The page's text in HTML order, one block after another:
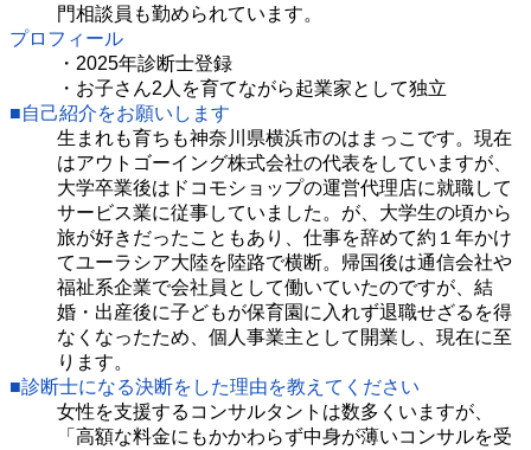
門相談員も勤められています。
プロフィール
・2025年診断士登録
・お子さん2人を育てながら起業家として独立
■自己紹介をお願いします
生まれも育ちも神奈川県横浜市のはまっこです。現在
はアウトゴーイング株式会社の代表をしていますが、
大学卒業後はドコモショップの運営代理店に就職して
サービス業に従事していました。が、大学生の頃から
旅が好きだったこともあり、仕事を辞めて約１年かけ
てユーラシア大陸を陸路で横断。帰国後は通信会社や
福祉系企業で会社員として働いていたのですが、結
婚・出産後に子どもが保育園に入れず退職せざるを得
なくなったため、個人事業主として開業し、現在に至
ります。
■診断士になる決断をした理由を教えてください
女性を支援するコンサルタントは数多くいますが、
「高額な料金にもかかわらず中身が薄いコンサルを受